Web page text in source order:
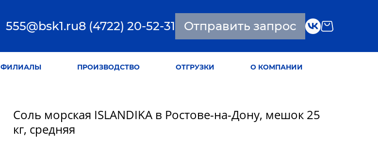
555@bsk1.ru8 (4722) 20-52-31 Отправить запрос
ФИЛИАЛЫ ПРОИЗВОДСТВО ОТГРУЗКИ О КОМПАНИИ
Соль морская ISLANDIKA в Ростове-на-Дону, мешок 25
кг, средняя